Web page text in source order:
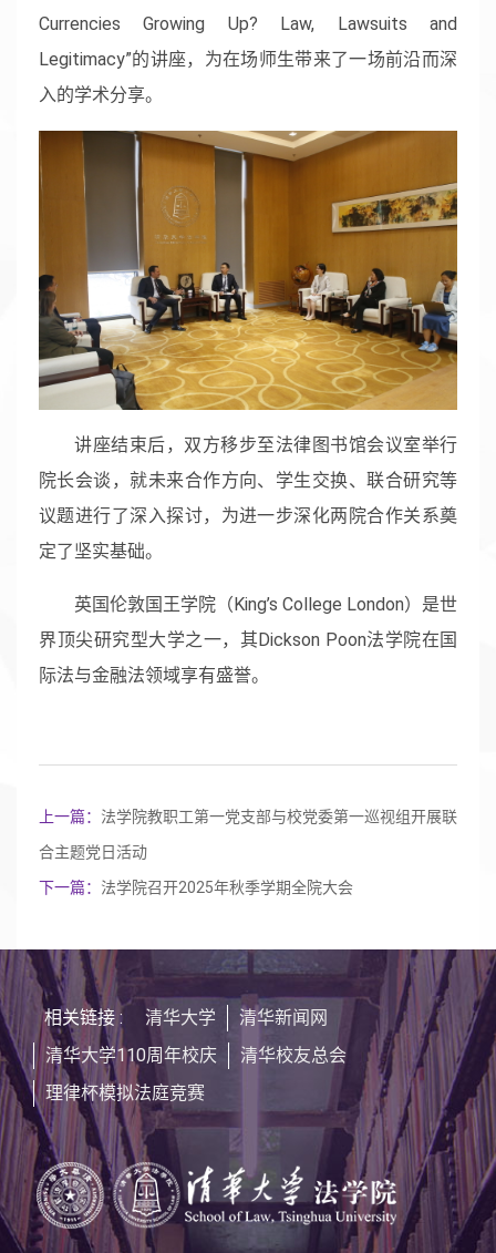
Currencies Growing Up? Law, Lawsuits and
Legitimacy”的讲座，为在场师生带来了一场前沿而深
入的学术分享。
讲座结束后，双方移步至法律图书馆会议室举行
院长会谈，就未来合作方向、学生交换、联合研究等
议题进行了深入探讨，为进一步深化两院合作关系奠
定了坚实基础。
英国伦敦国王学院（King’s College London）是世
界顶尖研究型大学之一，其Dickson Poon法学院在国
际法与金融法领域享有盛誉。
上一篇： 法学院教职工第一党支部与校党委第一巡视组开展联
合主题党日活动
下一篇： 法学院召开2025年秋季学期全院大会
相关链接 : 清华大学
清华新闻网
清华大学110周年校庆
清华校友总会
理律杯模拟法庭竞赛